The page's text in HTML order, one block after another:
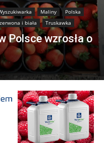
Maliny
Polska
i biała Truskawka
Polsce wzrosła o